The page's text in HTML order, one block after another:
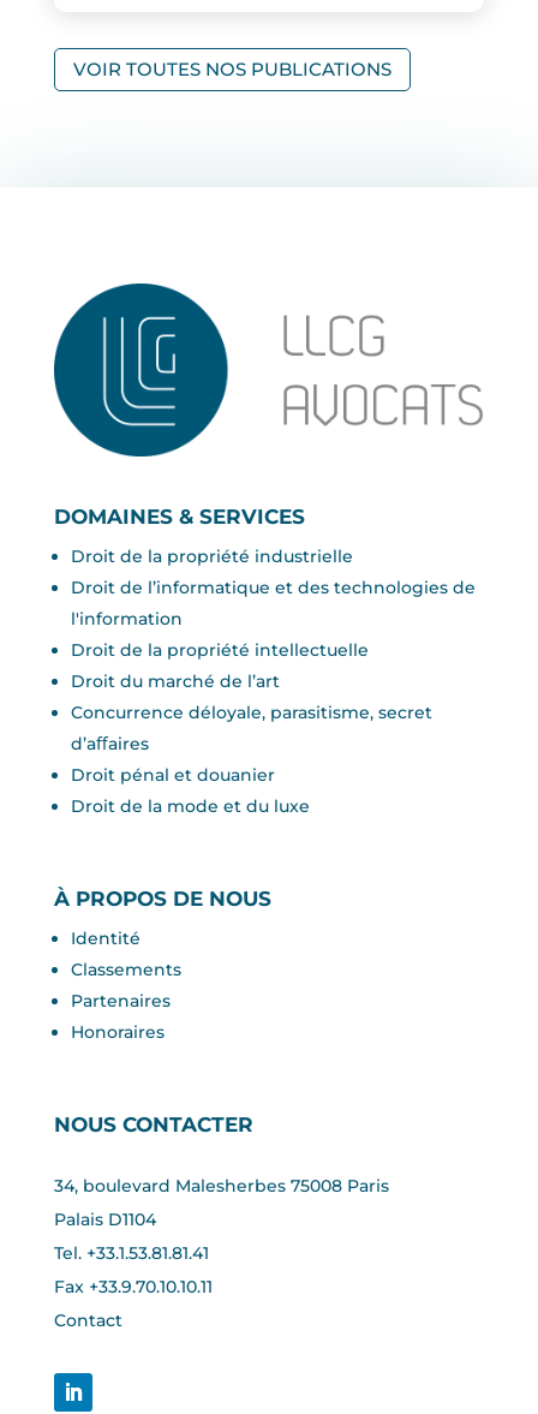
VOIR TOUTES NOS PUBLICATIONS
DOMAINES & SERVICES
Droit de la propriété industrielle
Droit de l’informatique et des technologies de
l'information
Droit de la propriété intellectuelle
Droit du marché de l’art
Concurrence déloyale, parasitisme, secret
d’aﬀaires
Droit pénal et douanier
Droit de la mode et du luxe
À PROPOS DE NOUS
Identité
Classements
Partenaires
Honoraires
NOUS CONTACTER
34, boulevard Malesherbes 75008 Paris
Palais D1104
Tel. +33.1.53.81.81.41
Fax +33.9.70.10.10.11
Contact